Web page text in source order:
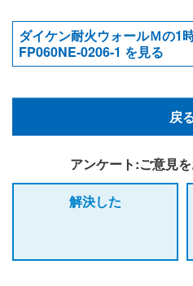
ダイケン耐火ウォールＭの1
FP060NE-0206-1 を見る
戻
アンケート:ご意見
解決した